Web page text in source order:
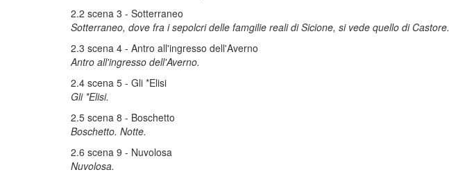
2.2 scena 3 - Sotterraneo
Sotterraneo, dove fra i sepolcri delle famgilie reali di Sicione, si vede quello di Castore.
2.3 scena 4 - Antro all'ingresso dell'Averno
Antro all'ingresso dell'Averno.
2.4 scena 5 - Gli *Elisi
Gli *Elisi.
2.5 scena 8 - Boschetto
Boschetto. Notte.
2.6 scena 9 - Nuvolosa
Nuvolosa.